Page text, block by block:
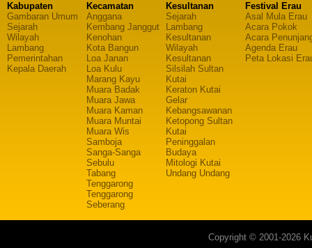
Kabupaten
Gambaran Umum
Sejarah
Wilayah
Lambang
Pemerintahan
Kepala Daerah
Kecamatan
Anggana
Kembang Janggut
Kenohan
Kota Bangun
Loa Janan
Loa Kulu
Marang Kayu
Muara Badak
Muara Jawa
Muara Kaman
Muara Muntai
Muara Wis
Samboja
Sanga-Sanga
Sebulu
Tabang
Tenggarong
Tenggarong
Seberang
Kesultanan
Sejarah
Lambang
Kesultanan
Wilayah
Kesultanan
Silsilah Sultan
Kutai
Keraton Kutai
Gelar
Kebangsawanan
Ketopong Sultan
Kutai
Peninggalan
Budaya
Mitologi Kutai
Undang Undang
Festival Erau
Asal Mula Erau
Acara Pokok
Acara
Agenda Erau
Peta Lokasi
Copyright © 2001-2026